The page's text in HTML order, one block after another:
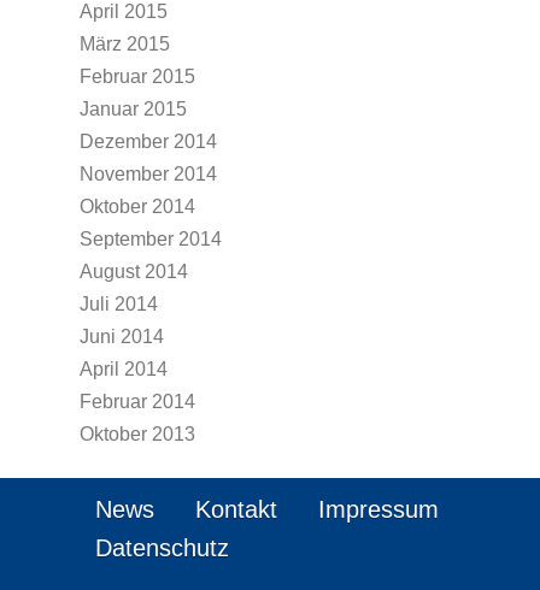
April 2015
März 2015
Februar 2015
Januar 2015
Dezember 2014
November 2014
Oktober 2014
September 2014
August 2014
Juli 2014
Juni 2014
April 2014
Februar 2014
Oktober 2013
News Kontakt
Impressum
Datenschutz